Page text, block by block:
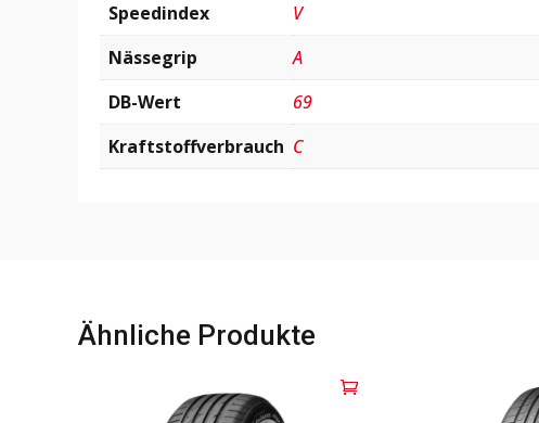
Speedindex
V
Nässegrip
A
DB-Wert
69
Kraftstoffverbrauch C
Ähnliche Produkte